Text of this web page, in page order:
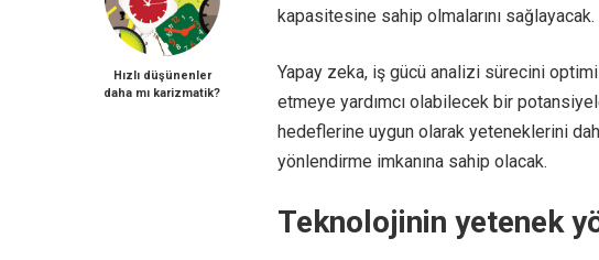
Hızlı düşünenler
daha mı karizmatik?
kapasitesine sahip olmalarını sağlayacak.
Yapay zeka, iş gücü analizi sürecini
etmeye yardımcı olabilecek bir
hedeflerine uygun olarak yeteneklerini
yönlendirme imkanına sahip olacak.
Teknolojinin yetenek